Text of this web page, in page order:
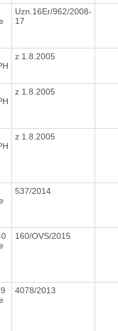
Uzn.16Er/962/2008-
17
z 1.8.2005
z 1.8.2005
z 1.8.2005
537/2014
160/OVS/2015
4078/2013